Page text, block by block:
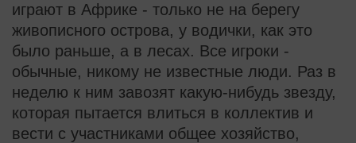
играют в Африке - только не на берегу
живописного острова, у водички, как это
было раньше, а в лесах. Все игроки -
обычные, никому не известные люди. Раз в
неделю к ним завозят какую-нибудь звезду,
которая пытается влиться в коллектив и
вести с участниками общее хозяйство,